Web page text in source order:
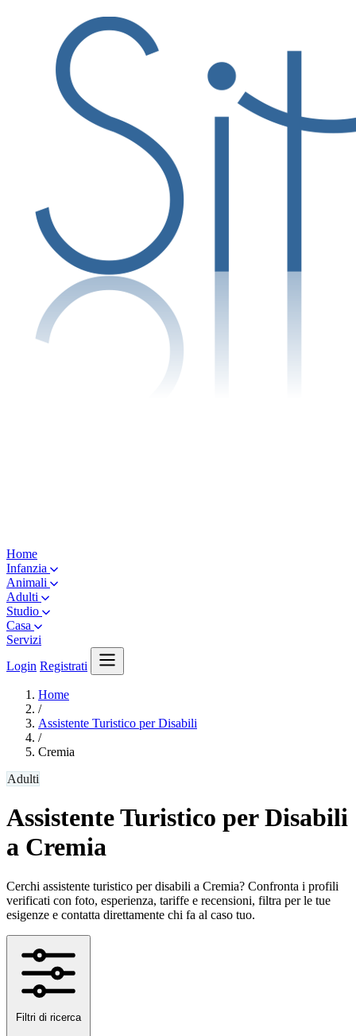
Home
Infanzia
Animali
Adulti
Studio
Casa
Servizi
Login Registrati
Home
/
Assistente Turistico per Disabili
/
Cremia
Adulti
Assistente Turistico per Disabili
a Cremia
Cerchi assistente turistico per disabili a Cremia? Confronta i profili
verificati con foto, esperienza, tariffe e recensioni, filtra per le tue
esigenze e contatta direttamente chi fa al caso tuo.
Filtri di ricerca